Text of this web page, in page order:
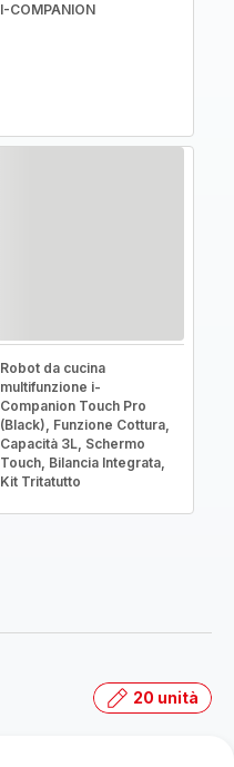
I-COMPANION
Robot da cucina
multifunzione i-
Companion Touch Pro
(Black), Funzione Cottura,
Capacità 3L, Schermo
Touch, Bilancia Integrata,
Kit Tritatutto
20 unità